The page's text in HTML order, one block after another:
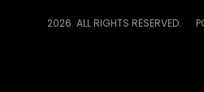
2026. ALL RIGHTS RESERVED.